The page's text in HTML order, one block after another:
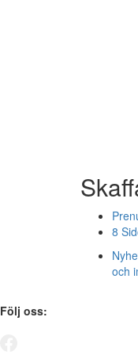
8
och
Följ oss: